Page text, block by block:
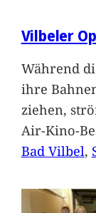
Vilbeler
Während
ihre
ziehen,
Air-Kino-
Bad Vilbel,